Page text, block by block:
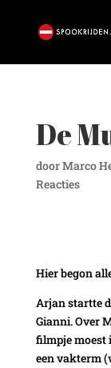
De
doorMarco
Reacties
Hier begon
Arjan startte
Gianni. Over
filmpje
een vakterm